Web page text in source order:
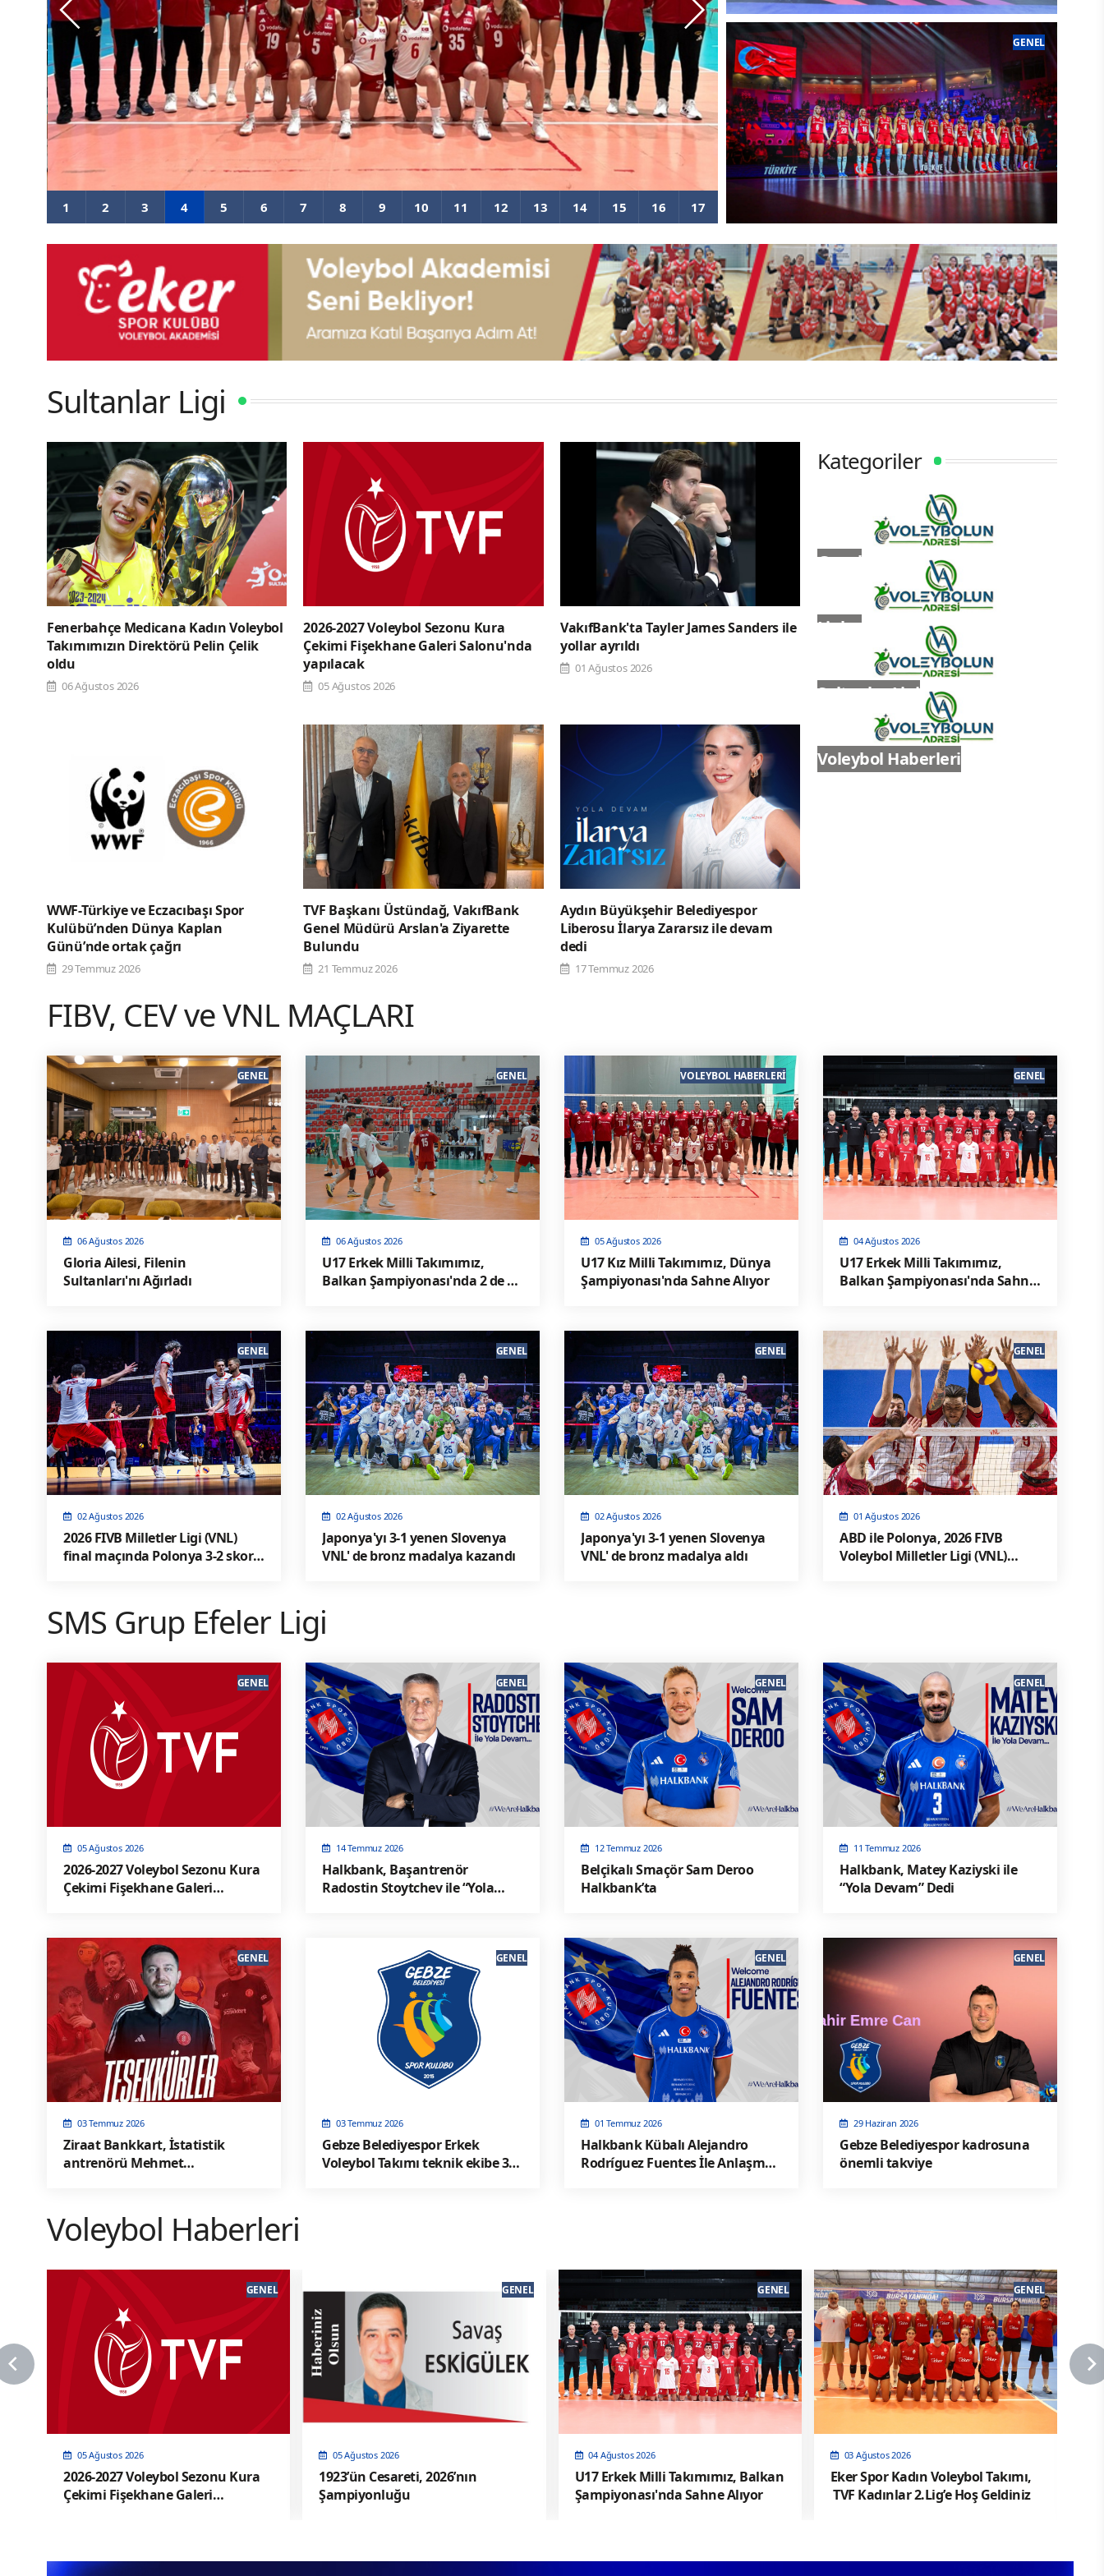
U17 Kız Milli Takımımız, Dünya Şampiyonası'nda Sahne Alıyor
2026-2027 Voleybol Sezonu Kura
yapılacak
Filenin Efeleri, Milletler Ligi
Finallerinde Sahaya Çıkıyor
Filenin Sultanları Brezilya'yı 3-1 yenerek
2. Kez VNL Şampiyonu oldu
GENEL
Sultanlar Ligi
Fenerbahçe Medicana Kadın Voleybol
Takımımızın Direktörü Pelin Çelik
oldu
06 Ağustos 2026
2026-2027 Voleybol Sezonu Kura
Çekimi Fişekhane Galeri Salonu'nda
yapılacak
05 Ağustos 2026
VakıfBank'ta Tayler James Sanders ile
yollar ayrıldı
01 Ağustos 2026
WWF-Türkiye ve Eczacıbaşı Spor
Kulübü’nden Dünya Kaplan
Günü’nde ortak çağrı
29 Temmuz 2026
TVF Başkanı Üstündağ, VakıfBank
Genel Müdürü Arslan'a Ziyarette
Bulundu
21 Temmuz 2026
Aydın Büyükşehir Belediyespor
Liberosu İlarya Zararsız ile devam
dedi
17 Temmuz 2026
Kategoriler
Genel
Ligler
Sultanlar Ligi
Voleybol Haberleri
FIBV, CEV ve VNL MAÇLARI
06 Ağustos 2026
Gloria Ailesi, Filenin
Sultanları'nı Ağırladı
GENEL
06 Ağustos 2026
U17 Erkek Milli Takımımız,
Balkan Şampiyonası'nda 2 de 2
GENEL
05 Ağustos 2026
U17 Kız Milli Takımımız, Dünya
Şampiyonası'nda Sahne Alıyor
VOLEYBOL HABERLERI
04 Ağustos 2026
U17 Erkek Milli Takımımız,
Balkan Şampiyonası'nda Sahne
GENEL
02 Ağustos 2026
2026 FIVB Milletler Ligi (VNL)
final maçında Polonya 3-2 skorla
GENEL
02 Ağustos 2026
Japonya'yı 3-1 yenen Slovenya
VNL' de bronz madalya kazandı
GENEL
02 Ağustos 2026
Japonya'yı 3-1 yenen Slovenya
VNL' de bronz madalya aldı
GENEL
01 Ağustos 2026
ABD ile Polonya, 2026 FIVB
Voleybol Milletler Ligi (VNL)
GENEL
SMS Grup Efeler Ligi
05 Ağustos 2026
2026-2027 Voleybol Sezonu Kura
Çekimi Fişekhane Galeri
GENEL
14 Temmuz 2026
Halkbank, Başantrenör
Radostin Stoytchev ile “Yola
GENEL
12 Temmuz 2026
Belçikalı Smaçör Sam Deroo
Halkbank’ta
GENEL
11 Temmuz 2026
Halkbank, Matey Kaziyski ile
“Yola Devam” Dedi
GENEL
03 Temmuz 2026
Ziraat Bankkart, İstatistik
antrenörü Mehmet
GENEL
03 Temmuz 2026
Gebze Belediyespor Erkek
Voleybol Takımı teknik ekibe 3
GENEL
01 Temmuz 2026
Halkbank Kübalı Alejandro
Rodríguez Fuentes İle Anlaşma
GENEL
29 Haziran 2026
Gebze Belediyespor kadrosuna
önemli takviye
GENEL
Voleybol Haberleri
05 Ağustos 2026
2026-2027 Voleybol Sezonu Kura
Çekimi Fişekhane Galeri
GENEL
05 Ağustos 2026
1923’ün Cesareti, 2026’nın
Şampiyonluğu
GENEL
04 Ağustos 2026
U17 Erkek Milli Takımımız, Balkan
Şampiyonası'nda Sahne Alıyor
GENEL
03 Ağustos 2026
Eker Spor Kadın Voleybol Takımı,
TVF Kadınlar 2.Lig’e Hoş Geldiniz
GENEL